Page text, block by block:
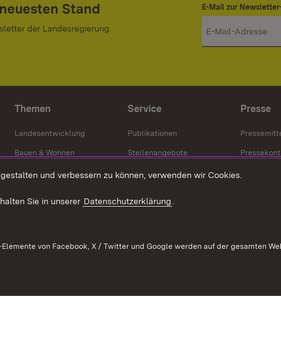
Stand
der Landesregierung.
E-Mail zur
Themen
Landesentwicklung
Bauen & Wohnen
Städtebau
Service
Publikationen
Stellenangebote
Kontakt
Presse
und verbessern zu können, verwenden wir Cookies.
Sie in unserer Datenschutzerklärung.
von Facebook, X / Twitter und Google werden auf der gesamten